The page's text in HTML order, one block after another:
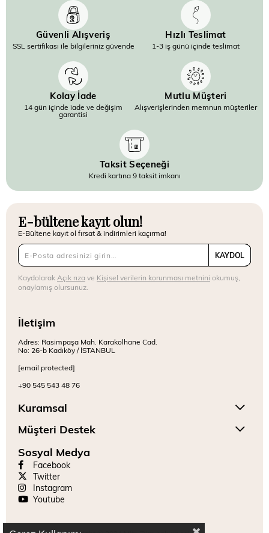
Güvenli Alışveriş
SSL sertifikası ile bilgileriniz güvende
Hızlı Teslimat
1-3 iş günü içinde teslimat
Kolay İade
14 gün içinde iade ve değişim
garantisi
Mutlu Müşteri
Alışverişlerinden memnun müşteriler
Taksit Seçeneği
Kredi kartına 9 taksit imkanı
E-bültene kayıt olun!
E-Bültene kayıt ol fırsat & indirimleri kaçırma!
KAYDOL
Kaydolarak Açık rızave Kişisel verilerin korunması metnini okumuş,
onaylamış olursunuz.
İletişim
Adres: Rasimpaşa Mah. Karakolhane Cad.
No: 26-b Kadıköy / İSTANBUL
[email protected]
+90 545 543 48 76
Kuramsal
Müşteri Destek
Sosyal Medya
Facebook
Twitter
Instagram
Youtube